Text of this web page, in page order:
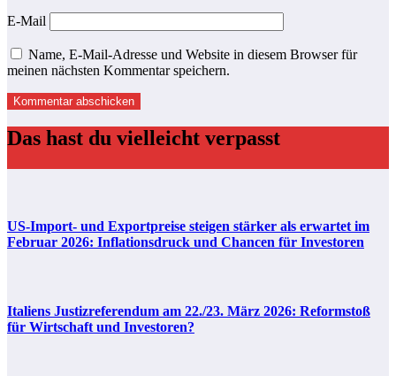
E-Mail
Name, E-Mail-Adresse und Website in diesem Browser für
meinen nächsten Kommentar speichern.
Das hast du vielleicht verpasst
US-Import- und Exportpreise steigen stärker als erwartet im
Februar 2026: Inflationsdruck und Chancen für Investoren
Italiens Justizreferendum am 22./23. März 2026: Reformstoß
für Wirtschaft und Investoren?